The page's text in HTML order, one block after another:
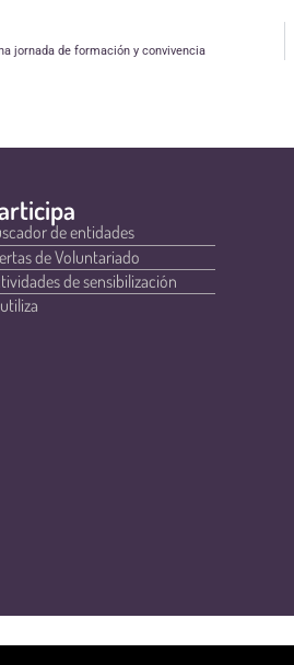
jornada de formación y convivencia
de entidades
de Voluntariado
de sensibilización